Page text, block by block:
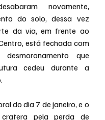
novamente,
do solo, dessa vez
da via, em frente ao
está fechada com
que
cedeu durante a
do dia 7 de janeiro, e o
pela perda de